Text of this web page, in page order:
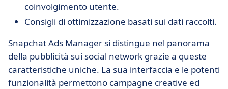
coinvolgimento utente.
Consigli di ottimizzazione basati sui dati raccolti.
Snapchat Ads Manager si distingue nel panorama
della pubblicità sui social network grazie a queste
caratteristiche uniche. La sua interfaccia e le potenti
funzionalità permettono campagne creative ed